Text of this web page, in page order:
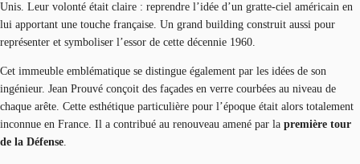
Unis. Leur volonté était claire : reprendre l’idée d’un gratte-ciel américain en
lui apportant une touche française. Un grand building construit aussi pour
représenter et symboliser l’essor de cette décennie 1960.
Cet immeuble emblématique se distingue également par les idées de son
ingénieur. Jean Prouvé conçoit des façades en verre courbées au niveau de
chaque arête. Cette esthétique particulière pour l’époque était alors totalement
inconnue en France. Il a contribué au renouveau amené par la première tour
de la Défense.